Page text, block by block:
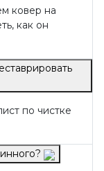
ковер на
как он
по чистке